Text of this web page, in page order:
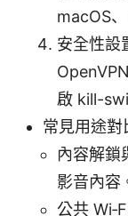
macOS
安全性設
啟 kill-
常見用途對
內容解鎖
影音內容
公共